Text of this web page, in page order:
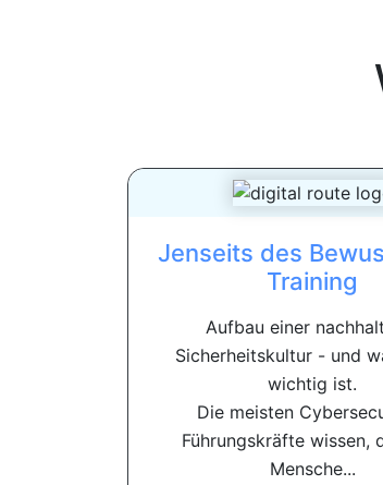
Jenseits des
Training
Aufbau einer
Sicherheitskultur - und
wichtig ist.
Die meisten
Führungskräfte wissen,
Mensche...